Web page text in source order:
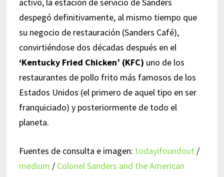
despegó definitivamente, al mismo tiempo que
su negocio de restauración (Sanders Café),
convirtiéndose dos décadas después en el
‘Kentucky Fried Chicken’ (KFC) uno de los
restaurantes de pollo frito más famosos de los
Estados Unidos (el primero de aquel tipo en ser
franquiciado) y posteriormente de todo el
planeta.
Fuentes de consulta e imagen: todayifoundout/
medium / Colonel Sanders and the American